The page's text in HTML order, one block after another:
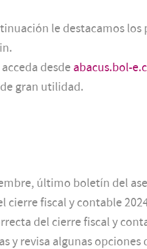
le destacamos
desde abacus.bol-
gran utilidad.
último boletín del
cierre fiscal y contable
del cierre fiscal y
y revisa algunas opciones